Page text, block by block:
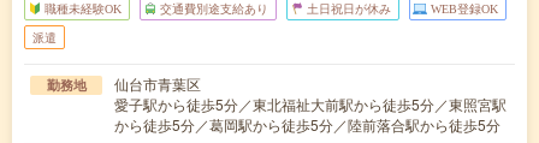
職種未経験OK 交通費別途支給あり 土日祝日が休み WEB登録OK
派遣
勤務地
仙台市青葉区
愛子駅から徒歩5分／東北福祉大前駅から徒歩5分／東照宮駅
から徒歩5分／葛岡駅から徒歩5分／陸前落合駅から徒歩5分